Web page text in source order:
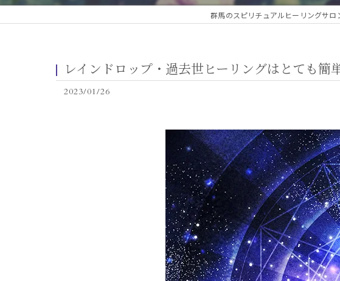
群馬のスピリチュアルヒーリングサ
レインドロップ・過去世ヒーリングはとても簡
2023/01/26